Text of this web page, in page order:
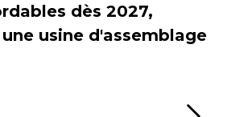
dès 2027,
usine d'assemblage